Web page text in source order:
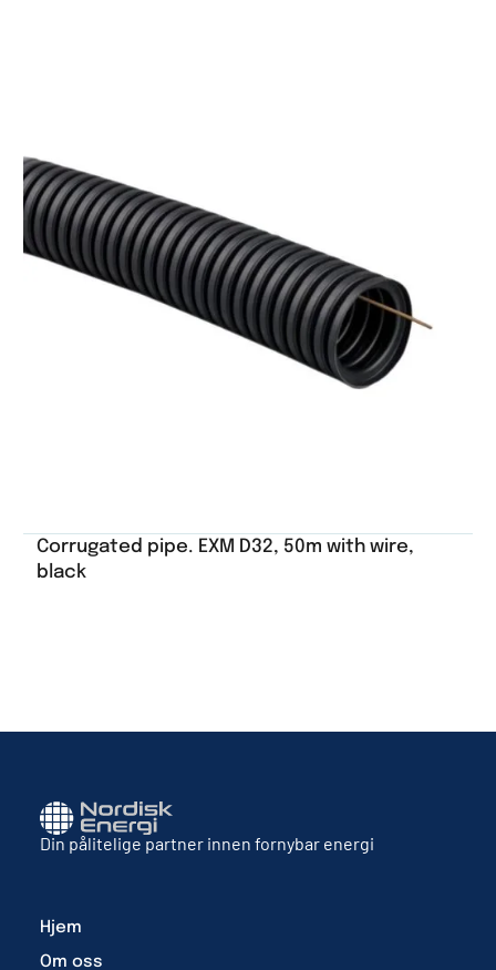
Corrugated pipe. EXM D32, 50m with wire,
black
Din pålitelige partner innen fornybar energi
Hjem
Om oss